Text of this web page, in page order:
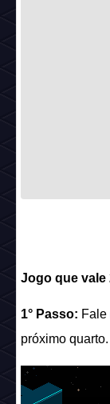
Jogo que vale
1° Passo: Fale
próximo quarto.